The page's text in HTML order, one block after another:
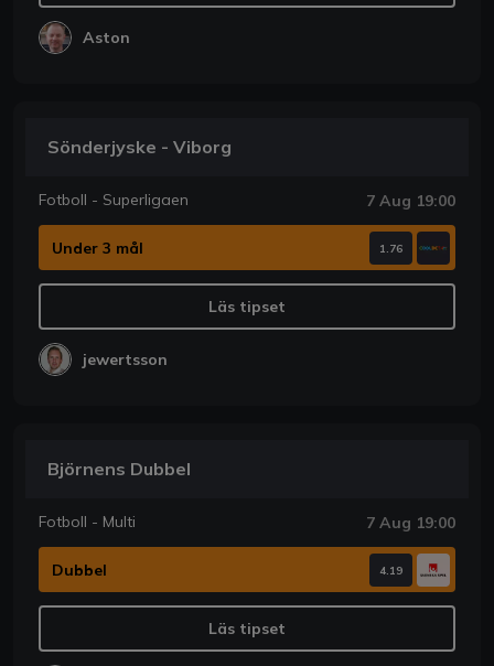
Aston
Sönderjyske - Viborg
Fotboll - Superligaen 7 Aug 19:00
Under 3 mål 1.76
Läs tipset
jewertsson
Björnens Dubbel
Fotboll - Multi 7 Aug 19:00
Dubbel 4.19
Läs tipset